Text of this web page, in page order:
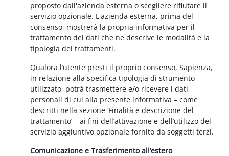
proposto dall'azienda esterna o scegliere rifiutare il
servizio opzionale. L'azienda esterna, prima del
consenso, mostrerà la propria informativa per il
trattamento dei dati che ne descrive le modalità e la
tipologia dei trattamenti.
Qualora l’utente presti il proprio consenso, Sapienza,
in relazione alla specifica tipologia di strumento
utilizzato, potrà trasmettere e/o ricevere i dati
personali di cui alla presente informativa – come
descritti nella sezione ‘Finalità e descrizione del
trattamento’ – ai fini dell’attivazione e dell’utilizzo del
servizio aggiuntivo opzionale fornito da soggetti terzi.
Comunicazione e Trasferimento all’estero